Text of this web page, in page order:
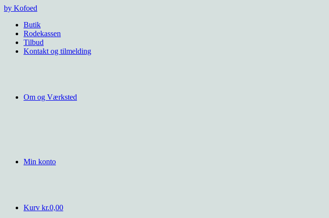
Videre
indhold
by Kofoed
Butik
Rodekassen
Tilbud
Kontakt og tilmelding
Om og Værksted
Min konto
Kurv kr.0,00